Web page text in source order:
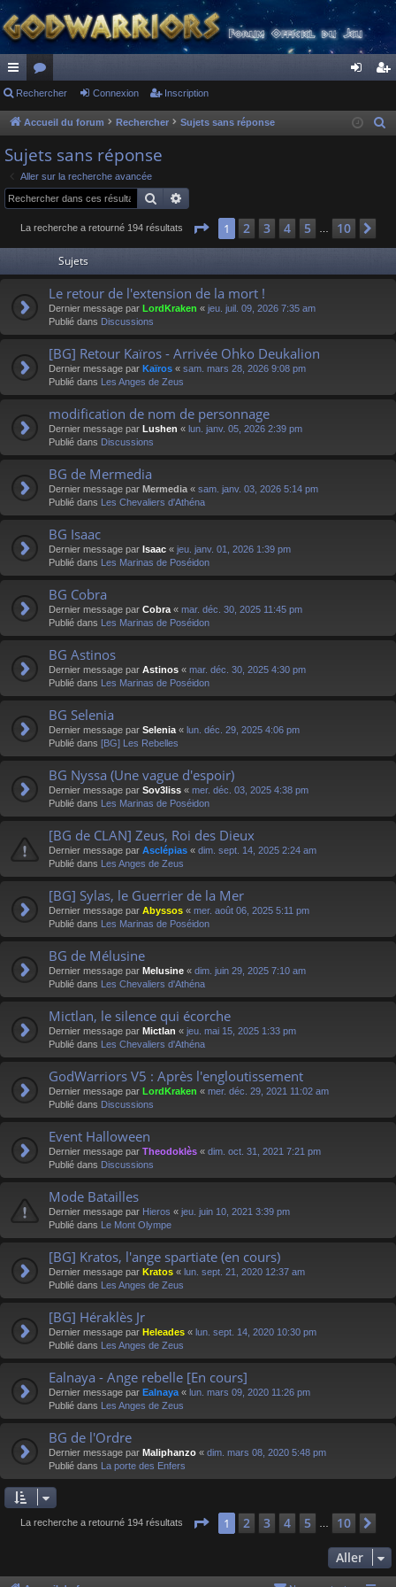
ac
co
ur
ci
s
or
u
s
ne cri
Rechercher Connexion Inscription
Accueil du forum Rechercher Sujets sans réponse
e
Sujets sans réponse
Aller sur la recherche avancée
Rechercher
La recherche a retourné 194 résultats Page 1sur 10
1 2 3 4 5 10
Sujets
Le retour de l'extension de la mort !
Dernier message par LordKraken « jeu. juil. 09, 2026 7:35 am
Publié dans Discussions
[BG] Retour Kaïros - Arrivée Ohko Deukalion
Dernier message par Kaïros « sam. mars 28, 2026 9:08 pm
Publié dans Les Anges de Zeus
modification de nom de personnage
Dernier message par Lushen « lun. janv. 05, 2026 2:39 pm
Publié dans Discussions
BG de Mermedia
Dernier message par Mermedia « sam. janv. 03, 2026 5:14 pm
Publié dans Les Chevaliers d'Athéna
BG Isaac
Dernier message par Isaac « jeu. janv. 01, 2026 1:39 pm
Publié dans Les Marinas de Poséidon
BG Cobra
Dernier message par Cobra « mar. déc. 30, 2025 11:45 pm
Publié dans Les Marinas de Poséidon
BG Astinos
Dernier message par Astinos « mar. déc. 30, 2025 4:30 pm
Publié dans Les Marinas de Poséidon
BG Selenia
Dernier message par Selenia « lun. déc. 29, 2025 4:06 pm
Publié dans [BG] Les Rebelles
BG Nyssa (Une vague d'espoir)
Dernier message par Sov3liss « mer. déc. 03, 2025 4:38 pm
Publié dans Les Marinas de Poséidon
[BG de CLAN] Zeus, Roi des Dieux
Dernier message par Asclépias « dim. sept. 14, 2025 2:24 am
Publié dans Les Anges de Zeus
[BG] Sylas, le Guerrier de la Mer
Dernier message par Abyssos « mer. août 06, 2025 5:11 pm
Publié dans Les Marinas de Poséidon
BG de Mélusine
Dernier message par Melusine « dim. juin 29, 2025 7:10 am
Publié dans Les Chevaliers d'Athéna
Mictlan, le silence qui écorche
Dernier message par Mictlan « jeu. mai 15, 2025 1:33 pm
Publié dans Les Chevaliers d'Athéna
GodWarriors V5 : Après l'engloutissement
Dernier message par LordKraken « mer. déc. 29, 2021 11:02 am
Publié dans Discussions
Event Halloween
Dernier message par Theodoklès « dim. oct. 31, 2021 7:21 pm
Publié dans Discussions
Mode Batailles
Dernier message par Hieros « jeu. juin 10, 2021 3:39 pm
Publié dans Le Mont Olympe
[BG] Kratos, l'ange spartiate (en cours)
Dernier message par Kratos « lun. sept. 21, 2020 12:37 am
Publié dans Les Anges de Zeus
[BG] Héraklès Jr
Dernier message par Heleades « lun. sept. 14, 2020 10:30 pm
Publié dans Les Anges de Zeus
Ealnaya - Ange rebelle [En cours]
Dernier message par Ealnaya « lun. mars 09, 2020 11:26 pm
Publié dans Les Anges de Zeus
BG de l'Ordre
Dernier message par Maliphanzo « dim. mars 08, 2020 5:48 pm
Publié dans La porte des Enfers
La recherche a retourné 194 résultats Page 1sur 10
1 2 3 4 5 10
Aller